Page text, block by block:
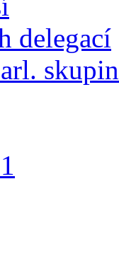
delegací
skupin